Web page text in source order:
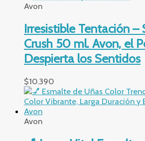
Avon
Irresistible Tentación –
Crush 50 ml. Avon, el
Despierta los Sentidos
$10.390
Avon